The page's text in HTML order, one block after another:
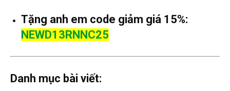
Tặng anh em code giảm giá 15%:
NEWD13RNNC25
Danh mục bài viết: